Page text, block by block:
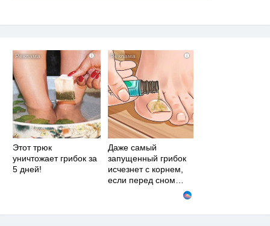
i
Этот трюк
уничтожает грибок за
5 дней!
i
Даже самый
запущенный грибок
исчезнет с корнем,
если перед сном…